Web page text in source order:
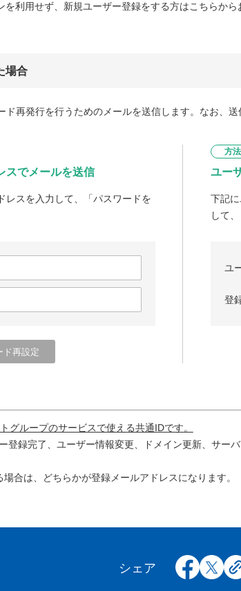
を利用せず、新規ユーザー登録をする方はこちらから
場合
再発行を行うためのメールを送信します。なお、送
スでメールを送信
レスを入力して、「パスワードを
方
ユー
下記
して
ユ
登
グループのサービスで使える共通IDです。
登録完了、ユーザー情報変更、ドメイン更新、サー
合は、どちらかが登録メールアドレスになります。
シェア x